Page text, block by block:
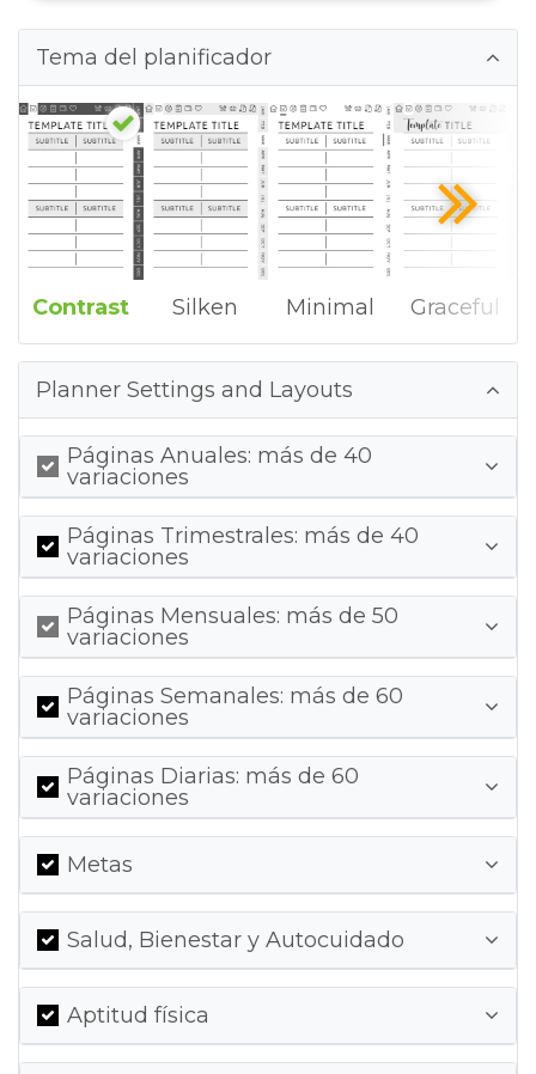
Tema del planificador
Contrast Silken Minimal Graceful
Planner Settings and Layouts
Páginas Anuales: más de 40
variaciones
Páginas Trimestrales: más de 40
variaciones
Páginas Mensuales: más de 50
variaciones
Páginas Semanales: más de 60
variaciones
Páginas Diarias: más de 60
variaciones
Metas
Salud, Bienestar y Autocuidado
Aptitud física